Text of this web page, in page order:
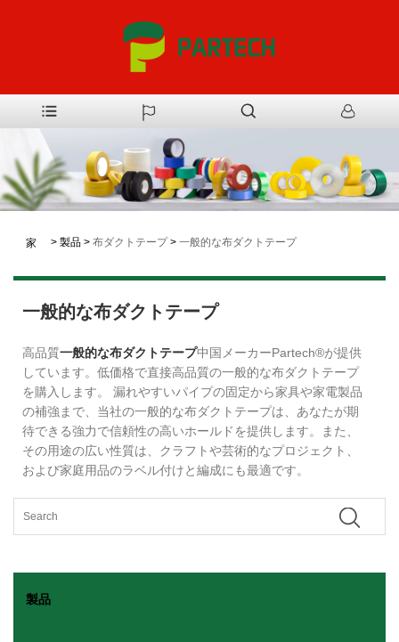
家 > 製品 > 布ダクトテープ> 一般的な布ダクトテープ
一般的な布ダクトテープ
高品質一般的な布ダクトテープ中国メーカーPartech®が提供
しています。低価格で直接高品質の一般的な布ダクトテープ
を購入します。 漏れやすいパイプの固定から家具や家電製品
の補強まで、当社の一般的な布ダクトテープは、あなたが期
待できる強力で信頼性の高いホールドを提供します。また、
その用途の広い性質は、クラフトや芸術的なプロジェクト、
および家庭用品のラベル付けと編成にも最適です。
製品